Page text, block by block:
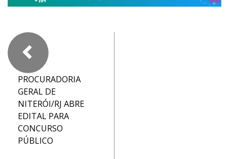
PROCURADORIA
GERAL DE
NITERÓI/RJ ABRE
EDITAL PARA
CONCURSO
PÚBLICO